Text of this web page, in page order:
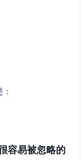
容易被忽略的